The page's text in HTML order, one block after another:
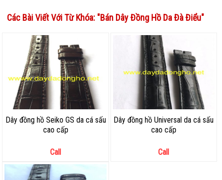
Các Bài Viết Với Từ Khóa: "Bán Dây Đồng Hồ Da Đà Điểu"
Dây đồng hồ Seiko GS da cá sấu
cao cấp
Call
Dây đồng hồ Universal da cá sấu
cao cấp
Call